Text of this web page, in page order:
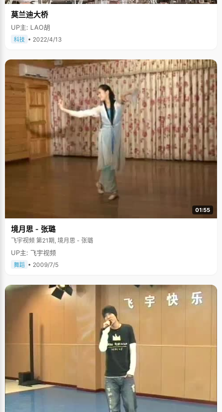
莫兰迪大桥
UP主: LAO胡
科技 • 2022/4/13
01:55
境月思 - 张璐
飞宇视频 第21期, 境月思 - 张璐
UP主: 飞宇视频
舞蹈 • 2009/7/5